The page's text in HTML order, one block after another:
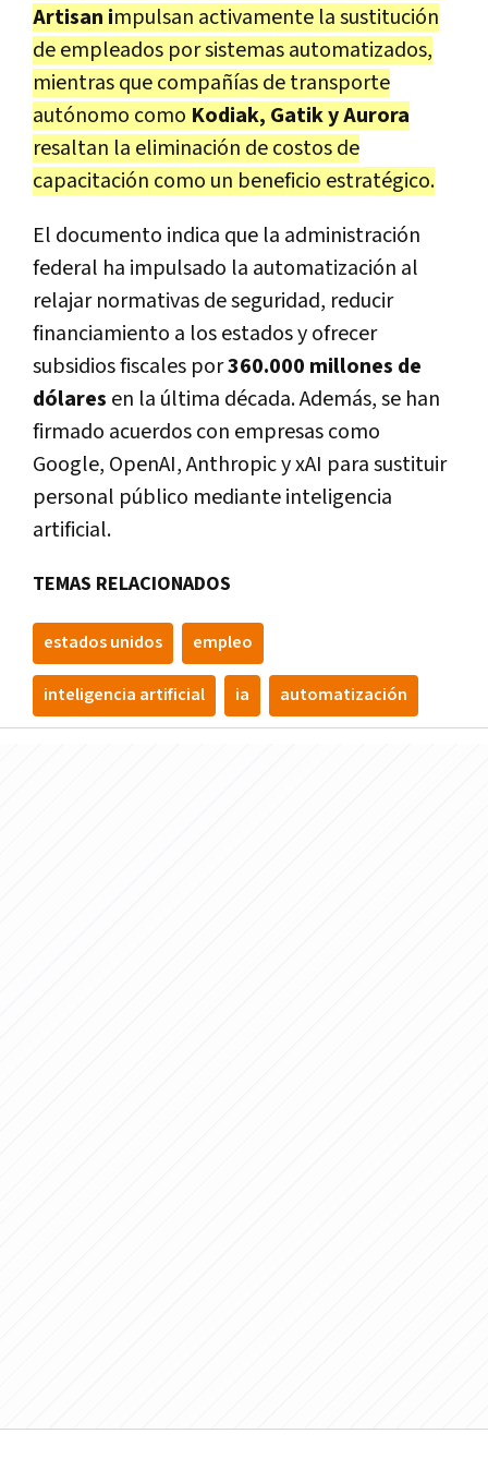
Artisan impulsan activamente la sustitución
de empleados por sistemas automatizados,
mientras que compañías de transporte
autónomo como Kodiak, Gatik y Aurora
resaltan la eliminación de costos de
capacitación como un beneficio estratégico.
El documento indica que la administración
federal ha impulsado la automatización al
relajar normativas de seguridad, reducir
financiamiento a los estados y ofrecer
subsidios fiscales por360.000 millones de
dólares en la última década. Además, se han
firmado acuerdos con empresas como
Google, OpenAI, Anthropic y xAI para sustituir
personal público mediante inteligencia
artificial.
TEMAS RELACIONADOS
estados unidos empleo
inteligencia artificial ia automatización